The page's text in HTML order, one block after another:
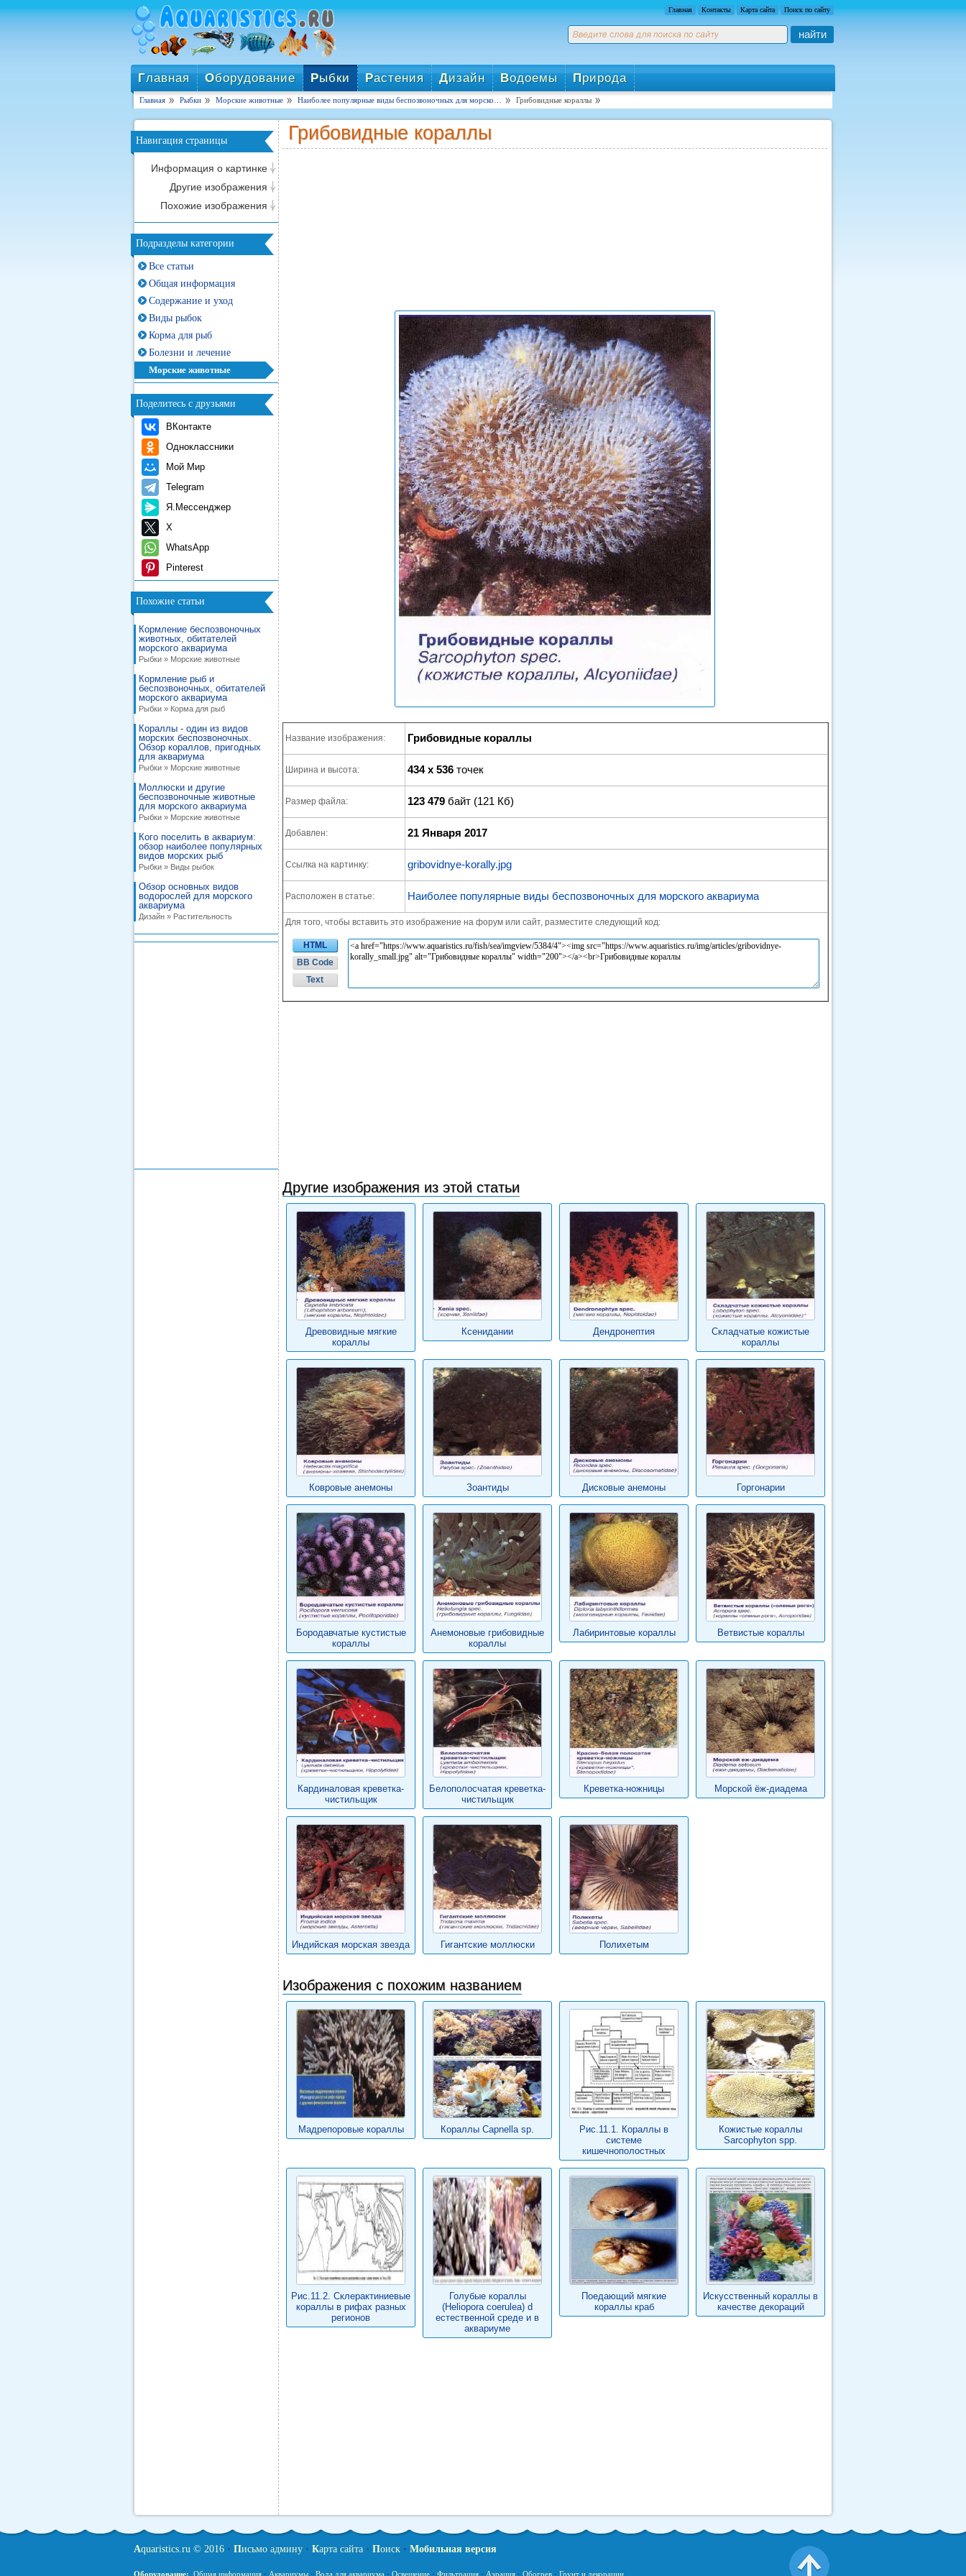
Главная Контакты Карта сайта Поиск по сайту
найти
Главная Оборудование Рыбки Растения Дизайн Водоемы Природа
Главная Рыбки Морские животные Наиболее популярные виды беспозвоночных для морско… Грибовидные кораллы
Навигация страницы
Информация о картинке
Другие изображения
Похожие изображения
Подразделы категории
Все статьи
Общая информация
Содержание и уход
Виды рыбок
Корма для рыб
Болезни и лечение
Морские животные
Поделитесь с друзьями
ВКонтакте
Одноклассники
Мой Мир
Telegram
Я.Мессенджер
X
WhatsApp
Pinterest
Похожие статьи
Кормление беспозвоночных
животных, обитателей
морского аквариума
Рыбки » Морские животные
Кормление рыб и
беспозвоночных, обитателей
морского аквариума
Рыбки » Корма для рыб
Кораллы - один из видов
морских беспозвоночных.
Обзор кораллов, пригодных
для аквариума
Рыбки » Морские животные
Моллюски и другие
беспозвоночные животные
для морского аквариума
Рыбки » Морские животные
Кого поселить в аквариум:
обзор наиболее популярных
видов морских рыб
Рыбки » Виды рыбок
Обзор основных видов
водорослей для морского
аквариума
Дизайн » Растительность
Грибовидные кораллы
Название изображения: Грибовидные кораллы
Ширина и высота: 434 x 536 точек
Размер файла: 123 479 байт (121 Кб)
Добавлен: 21 Января 2017
Ссылка на картинку: gribovidnye-korally.jpg
Расположен в статье: Наиболее популярные виды беспозвоночных для морского аквариума
Для того, чтобы вставить это изображение на форум или сайт, разместите следующий код:
HTML
BB Code
Text
Другие изображения из этой статьи
Древовидные мягкие
кораллы
Ксенидании Дендронептия
Складчатые кожистые
кораллы
Ковровые анемоны Зоантиды Дисковые анемоны Горгонарии
Бородавчатые кустистые
кораллы
Анемоновые грибовидные
кораллы
Лабиринтовые кораллы Ветвистые кораллы
Кардиналовая креветка-
чистильщик
Белополосчатая креветка-
чистильщик
Креветка-ножницы Морской ёж-диадема
Индийская морская звезда Гигантские моллюски Полихетым
Изображения с похожим названием
Мадрепоровые кораллы Кораллы Capnella sp.
Рис.11.1. Кораллы в
системе
кишечнополостных
Кожистые кораллы
Sarcophyton spp.
Рис.11.2. Склерактиниевые
кораллы в рифах разных
регионов
Голубые кораллы
(Heliopora coerulea) d
естественной среде и в
аквариуме
Поедающий мягкие
кораллы краб
Искусственный кораллы в
качестве декораций
Aquaristics.ru © 2016• Письмо админу• Карта сайта• Поиск• Мобильная версия
Оборудование: Общая информация· Аквариумы· Вода для аквариума· Освещение· Фильтрация· Аэрация· Обогрев· Грунт и декорации